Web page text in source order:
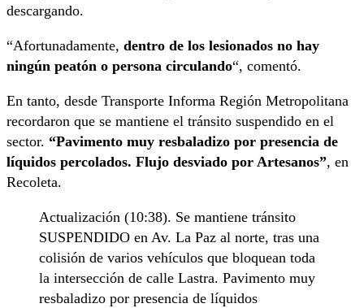
descargando.
“Afortunadamente, dentro de los lesionados no hay
ningún peatón o persona circulando“, comentó.
En tanto, desde Transporte Informa Región Metropolitana
recordaron que se mantiene el tránsito suspendido en el
sector. “Pavimento muy resbaladizo por presencia de
líquidos percolados. Flujo desviado por Artesanos”, en
Recoleta.
Actualización (10:38). Se mantiene tránsito
SUSPENDIDO en Av. La Paz al norte, tras una
colisión de varios vehículos que bloquean toda
la intersección de calle Lastra. Pavimento muy
resbaladizo por presencia de líquidos